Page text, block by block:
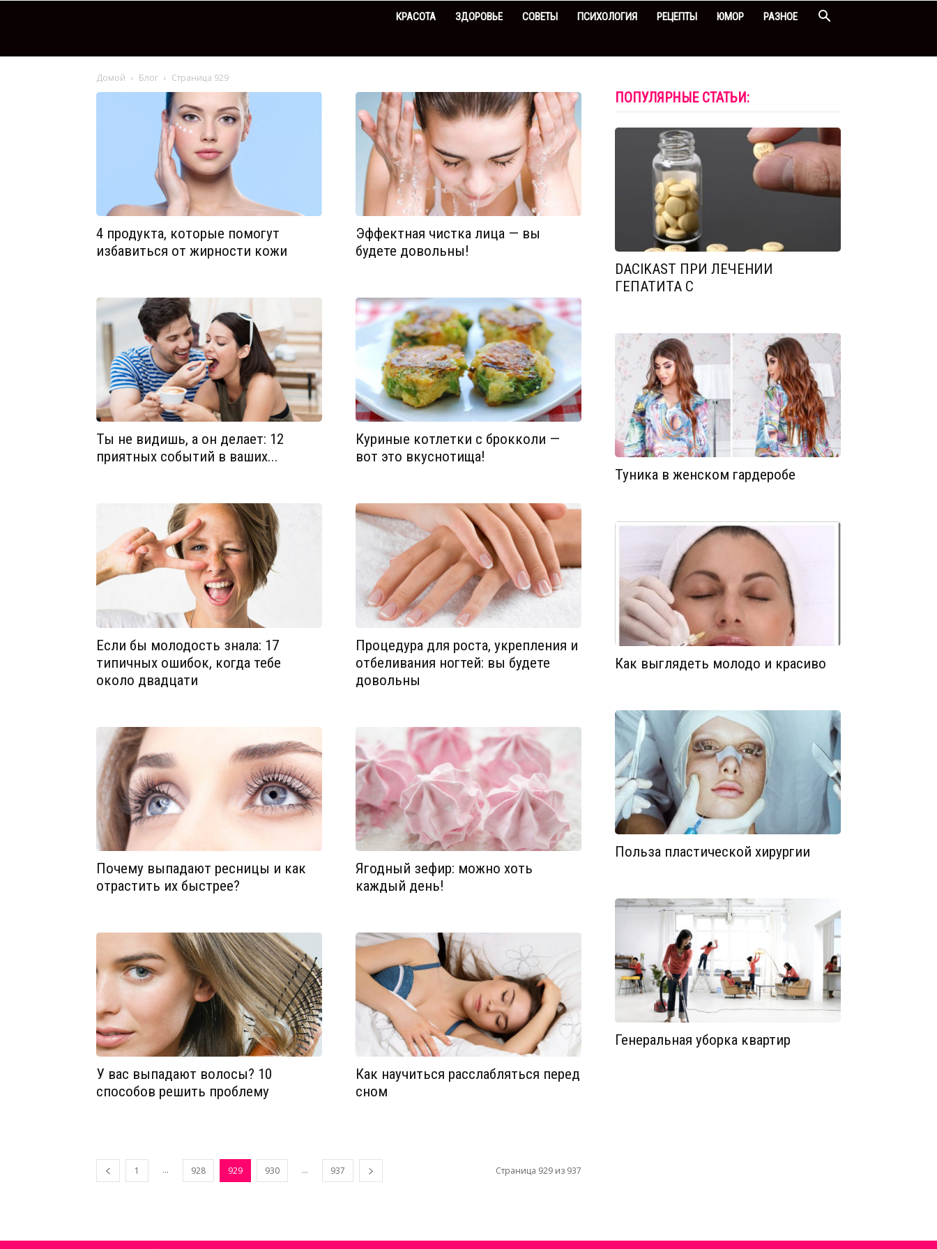
КРАСОТА ЗДОРОВЬЕ СОВЕТЫ ПСИХОЛОГИЯ РЕЦЕПТЫ ЮМОР РАЗНОЕ
Домой Блог Страница 929
4 продукта, которые помогут
избавиться от жирности кожи
Эффектная чистка лица — вы
будете довольны!
Ты не видишь, а он делает: 12
приятных событий в ваших...
Куриные котлетки с брокколи —
вот это вкуснотища!
Если бы молодость знала: 17
типичных ошибок, когда тебе
около двадцати
Процедура для роста, укрепления и
отбеливания ногтей: вы будете
довольны
Почему выпадают ресницы и как
отрастить их быстрее?
Ягодный зефир: можно хоть
каждый день!
У вас выпадают волосы? 10
способов решить проблему
Как научиться расслабляться перед
сном
1 ... 928 929 930 ... 937 Страница 929 из 937
ПОПУЛЯРНЫЕ СТАТЬИ:
DACIKAST ПРИ ЛЕЧЕНИИ
ГЕПАТИТА С
Туника в женском гардеробе
Как выглядеть молодо и красиво
Польза пластической хирургии
Генеральная уборка квартир